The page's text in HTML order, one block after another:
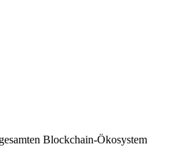
Blockchain-Ökosystem